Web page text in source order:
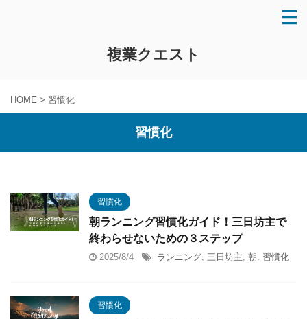
複業クエスト
HOME > 習慣化
習慣化
習慣化
朝ランニング習慣化ガイド！三日坊主で
終わらせないための３ステップ
2025/8/4 ランニング, 三日坊主, 朝, 習慣化
習慣化